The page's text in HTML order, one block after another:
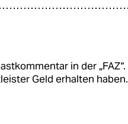
in der „FAZ“.
Geld erhalten haben.